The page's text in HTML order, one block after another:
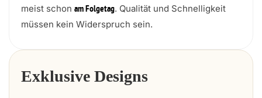
meist schon am Folgetag. Qualität und Schnelligkeit
müssen kein Widerspruch sein.
Exklusive Designs